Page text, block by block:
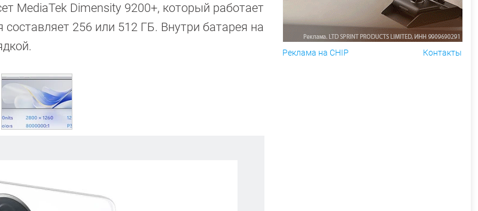
MediaTek Dimensity 9200+, который работает
256 или 512 ГБ. Внутри батарея на
Реклама на CHIP Контакты